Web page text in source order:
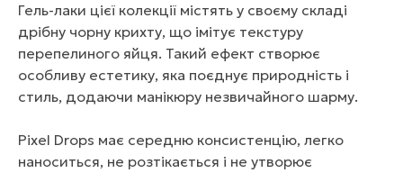
Гель-лаки цієї колекції містять у своєму складі
дрібну чорну крихту, що імітує текстуру
перепелиного яйця. Такий ефект створює
особливу естетику, яка поєднує природність і
стиль, додаючи манікюру незвичайного шарму.
Pixel Drops має середню консистенцію, легко
наноситься, не розтікається і не утворює